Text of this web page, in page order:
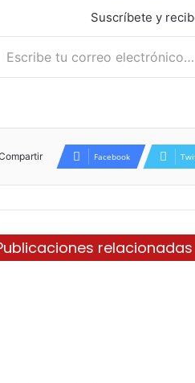
Suscríbete y
tu correo electrónico…
Facebook
relacionadas